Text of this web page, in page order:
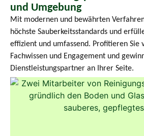
und Umgebung
Mit modernen und bewährten
höchste Sauberkeitsstandards und
effizient und umfassend. Profitieren Sie
Fachwissen und Engagement und
Dienstleistungspartner an Ihrer Seite.